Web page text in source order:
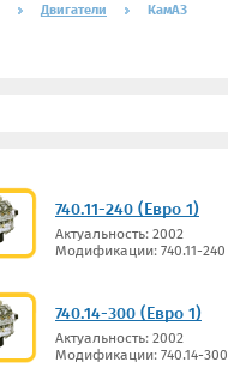
Двигатели КамАЗ
740.11-240 (Евро 1)
Актуальность: 2002
Модификации: 740.11-240
740.14-300 (Евро 1)
Актуальность: 2002
Модификации: 740.14-300